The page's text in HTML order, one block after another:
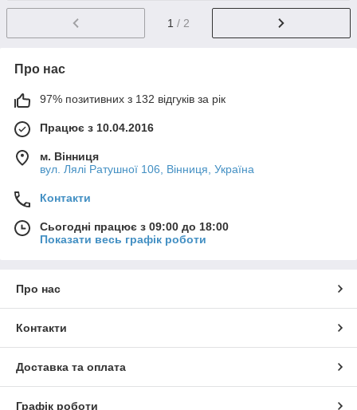
1 / 2
Про нас
97% позитивних з 132 відгуків за рік
Працює з 10.04.2016
м. Вінниця
вул. Лялі Ратушної 106, Вінниця, Україна
Контакти
Сьогодні працює з 09:00 до 18:00
Показати весь графік роботи
Про нас
Контакти
Доставка та оплата
Графік роботи